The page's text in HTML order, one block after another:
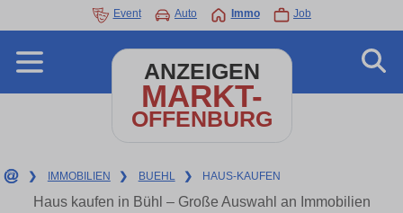
Event Auto Immo Job
ANZEIGEN
MARKT-
OFFENBURG
❯ IMMOBILIEN ❯ BUEHL ❯ HAUS-KAUFEN
Haus kaufen in Bühl – Große Auswahl an Immobilien